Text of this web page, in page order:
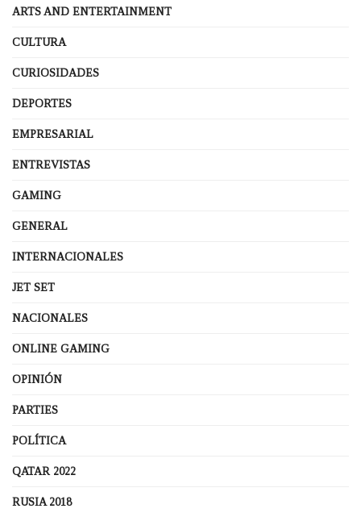
ARTS AND ENTERTAINMENT
CULTURA
CURIOSIDADES
DEPORTES
EMPRESARIAL
ENTREVISTAS
GAMING
GENERAL
INTERNACIONALES
JET SET
NACIONALES
ONLINE GAMING
OPINIÓN
PARTIES
POLÍTICA
QATAR 2022
RUSIA 2018